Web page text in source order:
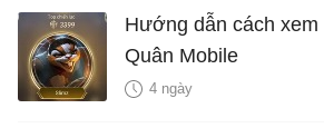
Hướng dẫn cách
Quân Mobile
4 ngày